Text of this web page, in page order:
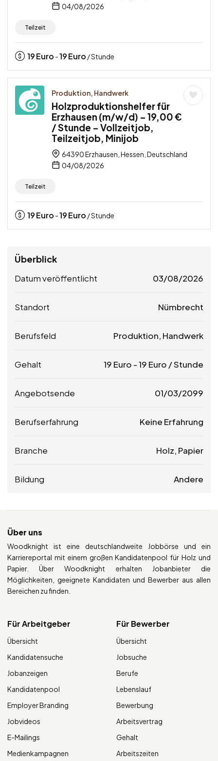
04/08/2026
Teilzeit
19Euro -19Euro / Stunde
Produktion, Handwerk
Holzproduktionshelfer für
Erzhausen (m/w/d) – 19,00 €
/ Stunde – Vollzeitjob,
Teilzeitjob, Minijob
64390 Erzhausen, Hessen, Deutschland
04/08/2026
Teilzeit
19Euro -19Euro / Stunde
Überblick
Datum veröffentlicht 03/08/2026
Standort Nümbrecht
Berufsfeld Produktion, Handwerk
Gehalt 19 Euro -19 Euro / Stunde
Angebotsende 01/03/2099
Berufserfahrung Keine Erfahrung
Branche Holz, Papier
Bildung Andere
Über uns
Woodknight ist eine deutschlandweite Jobbörse und ein
Karriereportal mit einem großen Kandidatenpool für Holz und
Papier. Über Woodknight erhalten Jobanbieter die
Möglichkeiten, geeignete Kandidaten und Bewerber aus allen
Bereichen zu finden.
Für Arbeitgeber
Übersicht
Kandidatensuche
Jobanzeigen
Kandidatenpool
Employer Branding
Jobvideos
E-Mailings
Medienkampagnen
Für Bewerber
Übersicht
Jobsuche
Berufe
Lebenslauf
Bewerbung
Arbeitsvertrag
Gehalt
Arbeitszeiten